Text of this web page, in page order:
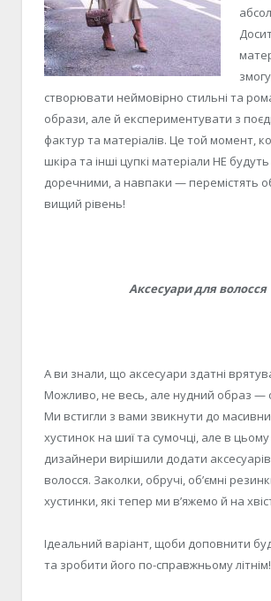
створювати неймовірно стильні та
образи, але й експериментувати з
фактур та матеріалів. Це той момент,
шкіра та інші цупкі матеріали НЕ
доречними, а навпаки — перемістять
вищий рівень!
Аксесуари для волосся
А ви знали, що аксесуари здатні
Можливо, не весь, але нудний образ —
Ми встигли з вами звикнути до
хустинок на шиї та сумочці, але в цьому
дизайнери вирішили додати
волосся. Заколки, обручі, об’ємні
хустинки, які тепер ми в’яжемо й на
Ідеальний варіант, щоби доповнити
та зробити його по-справжньому літнім!